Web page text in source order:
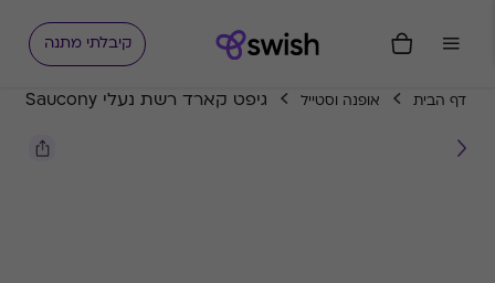
קיבלתי מתנה
דף הבית אופנה וסטייל גיפט קארד רשת נעלי Saucony